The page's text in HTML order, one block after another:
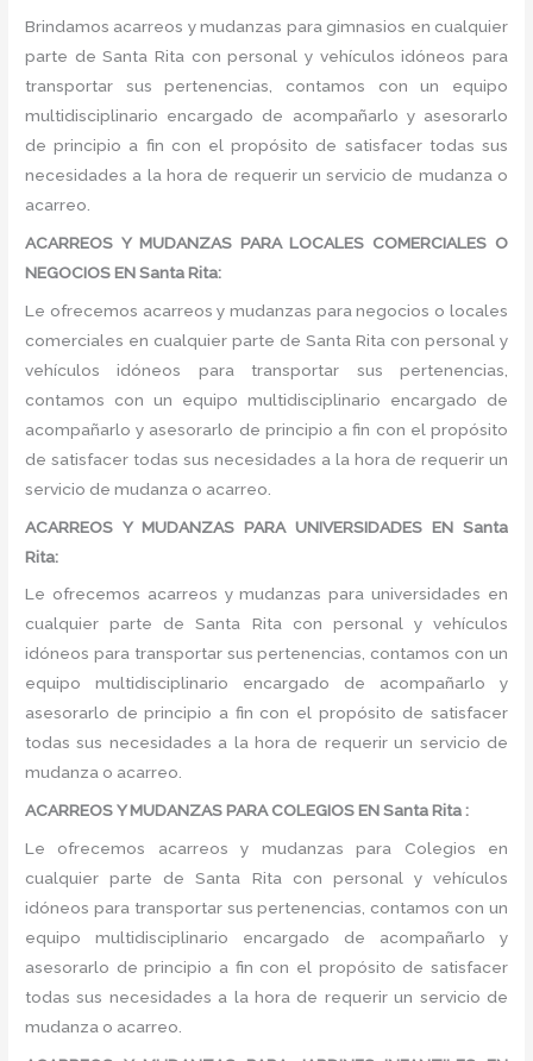
Brindamos acarreos y mudanzas para gimnasios en cualquier
parte de Santa Rita con personal y vehículos idóneos para
transportar sus pertenencias, contamos con un equipo
multidisciplinario encargado de acompañarlo y asesorarlo
de principio a fin con el propósito de satisfacer todas sus
necesidades a la hora de requerir un servicio de mudanza o
acarreo.
ACARREOS Y MUDANZAS PARA LOCALES COMERCIALES O
NEGOCIOS EN Santa Rita:
Le ofrecemos acarreos y mudanzas para negocios o locales
comerciales en cualquier parte de Santa Rita con personal y
vehículos idóneos para transportar sus pertenencias,
contamos con un equipo multidisciplinario encargado de
acompañarlo y asesorarlo de principio a fin con el propósito
de satisfacer todas sus necesidades a la hora de requerir un
servicio de mudanza o acarreo.
ACARREOS Y MUDANZAS PARA UNIVERSIDADES EN Santa
Rita:
Le ofrecemos acarreos y mudanzas para universidades en
cualquier parte de Santa Rita con personal y vehículos
idóneos para transportar sus pertenencias, contamos con un
equipo multidisciplinario encargado de acompañarlo y
asesorarlo de principio a fin con el propósito de satisfacer
todas sus necesidades a la hora de requerir un servicio de
mudanza o acarreo.
ACARREOS Y MUDANZAS PARA COLEGIOS EN Santa Rita :
Le ofrecemos acarreos y mudanzas para Colegios en
cualquier parte de Santa Rita con personal y vehículos
idóneos para transportar sus pertenencias, contamos con un
equipo multidisciplinario encargado de acompañarlo y
asesorarlo de principio a fin con el propósito de satisfacer
todas sus necesidades a la hora de requerir un servicio de
mudanza o acarreo.